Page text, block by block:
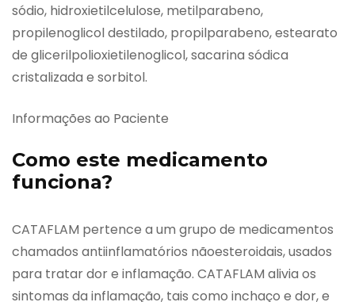
sódio, hidroxietilcelulose, metilparabeno,
propilenoglicol destilado, propilparabeno, estearato
de glicerilpolioxietilenoglicol, sacarina sódica
cristalizada e sorbitol.
Informações ao Paciente
Como este medicamento
funciona?
CATAFLAM pertence a um grupo de medicamentos
chamados antiinflamatórios nãoesteroidais, usados
para tratar dor e inflamação. CATAFLAM alivia os
sintomas da inflamação, tais como inchaço e dor, e